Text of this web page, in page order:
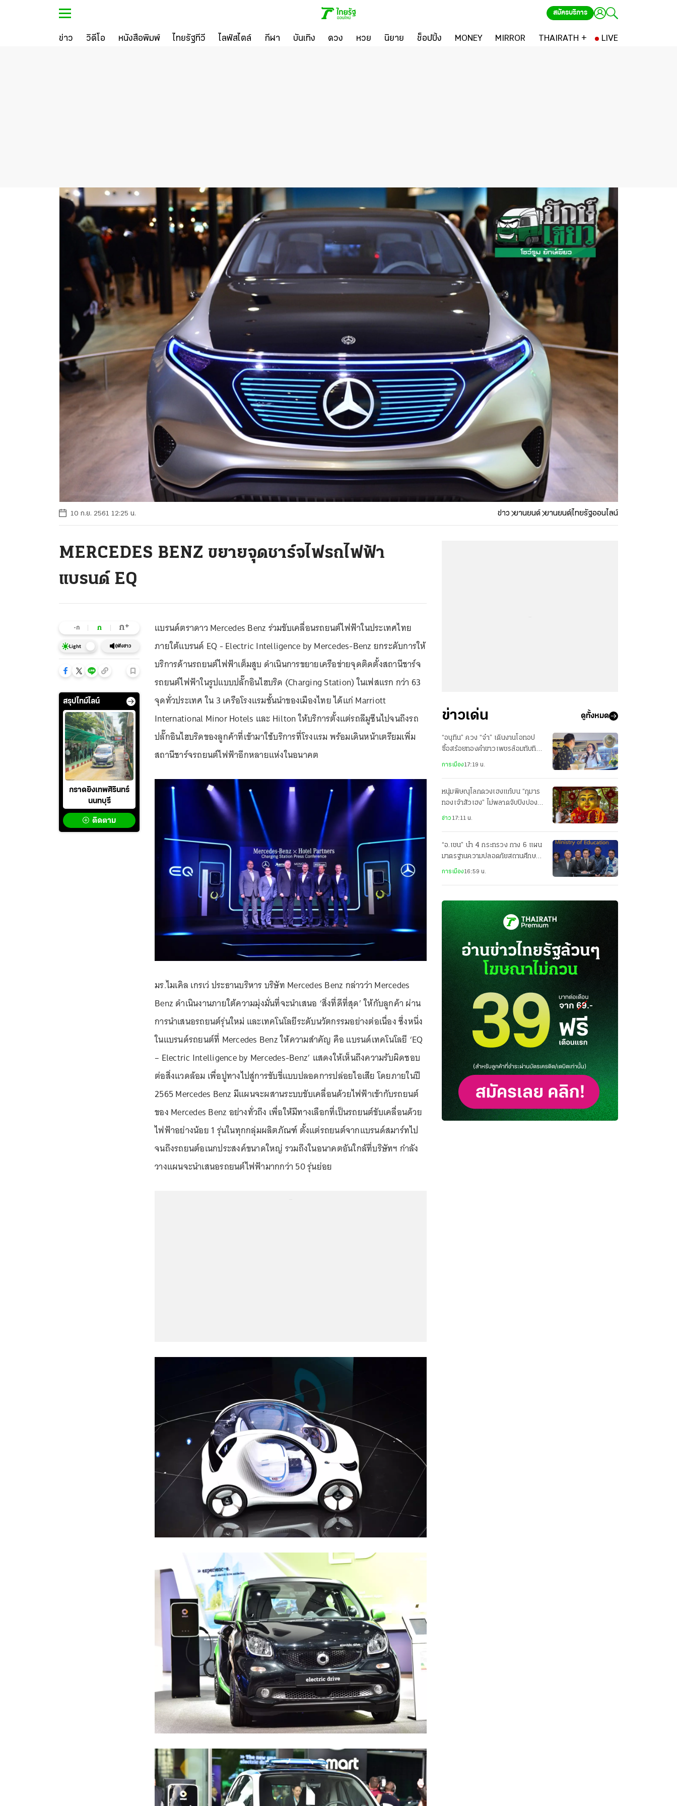
สมัครบริการ
ข่าว วิดีโอ หนังสือพิมพ์ ไทยรัฐทีวี ไลฟ์สไตล์ กีฬา บันเทิง ดวง หวย นิยาย ช็อปปิ้ง MONEY MIRROR THAIRATH + LIVE
10 ก.ย. 2561 12:25 น. ข่าว ยานยนต์ ยานยนต์ไทยรัฐออนไลน์
MERCEDES BENZ ขยายจุดชาร์จไฟรถไฟฟ้า
แบรนด์ EQ
-ก ก ก+
Light ฟังข่าว
สรุปไทม์ไลน์
กราดยิงเทพศิรินทร์
นนทบุรี
ติดตาม
แบรนด์ตราดาว Mercedes Benz ร่วมขับเคลื่อนรถยนต์ไฟฟ้าในประเทศไทย
ภายใต้แบรนด์ EQ - Electric Intelligence by Mercedes-Benz ยกระดับการให้
บริการด้านรถยนต์ไฟฟ้าเต็มสูบ ดำเนินการขยายเครือข่ายจุดติดตั้งสถานีชาร์จ
รถยนต์ไฟฟ้าในรูปแบบปลั๊กอินไฮบริด (Charging Station) ในเฟสแรก กว่า 63
จุดทั่วประเทศ ใน 3 เครือโรงแรมชั้นนำของเมืองไทย ได้แก่ Marriott
International Minor Hotels และ Hilton ให้บริการตั้งแต่รถลีมูซีนไปจนถึงรถ
ปลั๊กอินไฮบริดของลูกค้าที่เข้ามาใช้บริการที่โรงแรม พร้อมเดินหน้าเตรียมเพิ่ม
สถานีชาร์จรถยนต์ไฟฟ้าอีกหลายแห่งในอนาคต
มร.ไมเคิล เกรเว่ ประธานบริหาร บริษัท Mercedes Benz กล่าวว่า Mercedes
Benz ดำเนินงานภายใต้ความมุ่งมั่นที่จะนำเสนอ ‘สิ่งที่ดีที่สุด’ ให้กับลูกค้า ผ่าน
การนำเสนอรถยนต์รุ่นใหม่ และเทคโนโลยีระดับนวัตกรรมอย่างต่อเนื่อง ซึ่งหนึ่ง
ในแบรนด์รถยนต์ที่ Mercedes Benz ให้ความสำคัญ คือ แบรนด์เทคโนโลยี ‘EQ
– Electric Intelligence by Mercedes-Benz’ แสดงให้เห็นถึงความรับผิดชอบ
ต่อสิ่งแวดล้อม เพื่อปูทางไปสู่การขับขี่แบบปลอดการปล่อยไอเสีย โดยภายในปี
2565 Mercedes Benz มีแผนจะผสานระบบขับเคลื่อนด้วยไฟฟ้าเข้ากับรถยนต์
ของ Mercedes Benz อย่างทั่วถึง เพื่อให้มีทางเลือกที่เป็นรถยนต์ขับเคลื่อนด้วย
ไฟฟ้าอย่างน้อย 1 รุ่นในทุกกลุ่มผลิตภัณฑ์ ตั้งแต่รถยนต์จากแบรนด์สมาร์ทไป
จนถึงรถยนต์อเนกประสงค์ขนาดใหญ่ รวมถึงในอนาคตอันใกล้ที่บริษัทฯ กำลัง
วางแผนจะนำเสนอรถยนต์ไฟฟ้ามากกว่า 50 รุ่นย่อย
ข่าวเด่น ดูทั้งหมด
“อนุทิน” ควง “จ๋า” เดินงานโอทอป
ซื้อสร้อยทองคำขาวเพชรล้อมทับทิม
กินบ่เซี่ยง ราคา 1.2 ล้านให้
การเมือง17:19 น.
หนุ่มพิษณุโลกดวงเฮงแก้บน “กุมาร
ทองเจ้าสัวเฮง” ไม่พลาดจับปิงปอง
ขอเลขเด็ดงวดนี้
ข่าว 17:11 น.
“อ.เชน” นำ 4 กระทรวง กาง 6 แผน
มาตรฐานความปลอดภัยสถานศึกษา
90 วัน ป้องกันก่อเหตุรุนแรงใน
การเมือง16:59 น.